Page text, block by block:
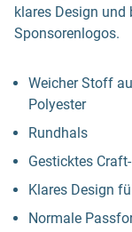
klares Design und
Sponsorenlogos.
Weicher Stoff
Polyester
Rundhals
Gesticktes
Klares Design
Normale